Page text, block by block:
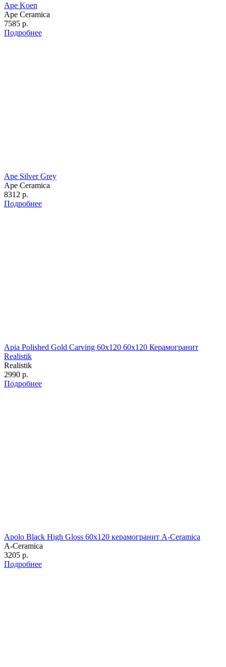
Ape Koen
Ape Ceramica
7585 р.
Подробнее
Ape Silver Grey
Ape Ceramica
8312 р.
Подробнее
Apia Polished Gold Carving 60x120 60x120 Керамогранит
Realistik
Realistik
2990 р.
Подробнее
Apolo Black High Gloss 60х120 керамогранит A-Ceramica
A-Ceramica
3205 р.
Подробнее